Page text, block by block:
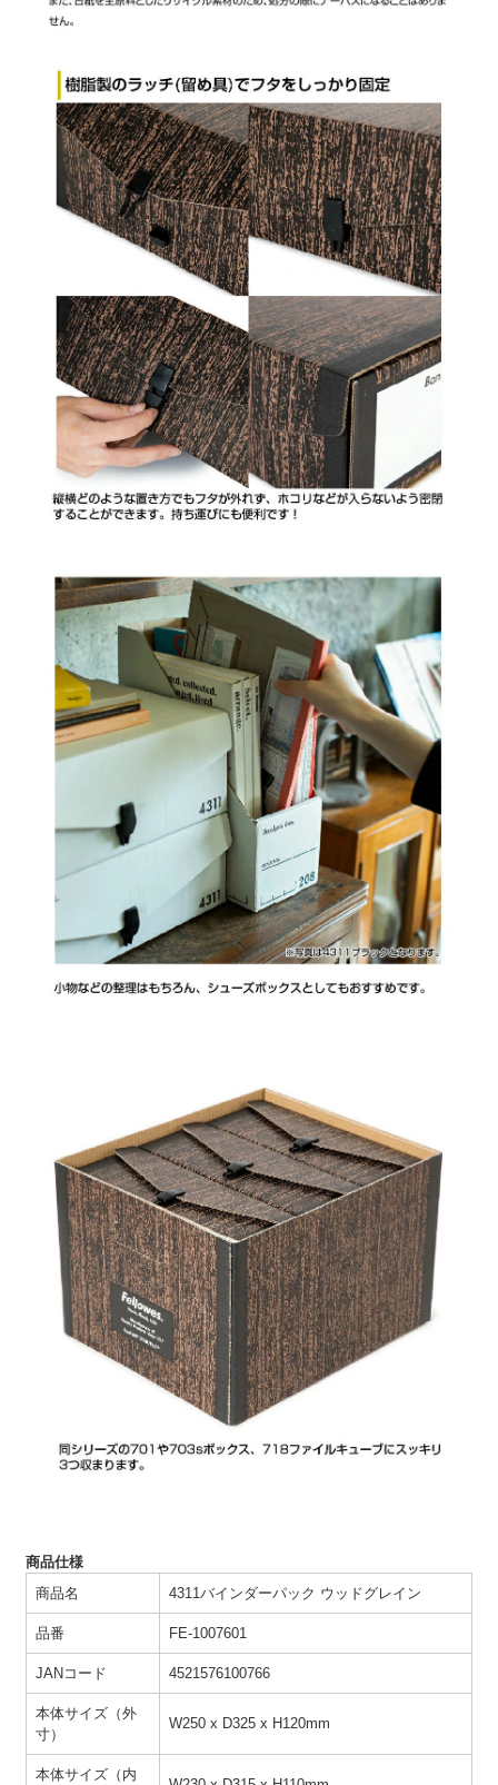
商品仕様
商品名
4311バインダーパック ウッドグレイン
品番 FE-1007601
JANコード 4521576100766
本体サイズ（外
寸）
W250 x D325 x H120mm
本体サイズ（内